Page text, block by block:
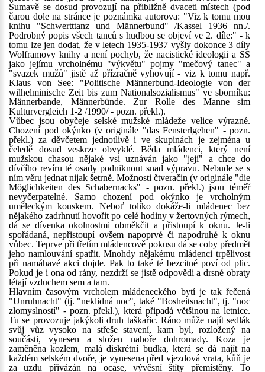
Šumavě se dosud provozují na přibližně dvaceti místech (pod
čarou dole na stránce je poznámka autorova: "Viz k tomu mou
knihu "Schwertttanz und Männerbund" /Kassel 1936 nn./.
Podrobný popis všech tanců s hudbou se objeví ve 2. díle:" - k
tomu lze jen dodat, že v letech 1935-1937 vyšly dokonce 3 díly
Wolframovy knihy a není pochyb, že nacistické ideologii a SS
jako jejímu vrcholnému "výkvětu" pojmy "mečový tanec" a
"svazek mužů" jistě až přízračně vyhovují - viz k tomu např.
Klaus von See: "Politische Männerbund-Ideologie von der
wilhelminische Zeit bis zum Nationalsozialismus" ve sborníku:
Männerbande, Männerbünde. Zur Rolle des Manne sim
Kulturvergleich 1-2 /1990/ - pozn. překl.).
Vůbec jsou obyčeje selské mužské mládeže velice výrazné.
Chození pod okýnko (v originále "das Fensterlgehen" - pozn.
překl.) za děvčetem jednotlivě i ve skupinách je zejména u
čeledě dosud veskrze obvyklé. Běda mládenci, který není
mužskou chasou nějaké vsi uznáván jako "její" a chce do
dívčího revíru té osady podniknout snad výpravu. Nebude se s
ním věru jednat nijak šetrně. Možnosti čtveračin (v originále "die
Möglichkeiten des Schabernacks" - pozn. překl.) jsou téměř
nevyčerpatelné. Samo chození pod okýnko je vrcholným
uměleckým kouskem. Neboť toliko dokáže-li mládenec bez
nějakého zadrhnutí hovořit po celé hodiny v žertovných rýmech,
dá se dívenka okolnostmi obměkčit a přistoupí k oknu. Je-li
spořádaná, nepřistoupí ovšem napoprvé či napodruhé k oknu
vůbec. Teprve při třetím mládencově pokusu dá se coby předmět
jeho namlouvání spatřit. Mnohdy nějakému mládenci trpělivost
při namáhavé akci dojde. Pak to také té bezcitné poví od plic.
Pokud je i ona od rány, nezdrží se jistě odpovědi a drsné obraty
létají vzduchem sem a tam.
Hlavním časovým vrcholem mládeneckého bytí je tak řečená
"Unruhnacht" (tj. "neklidná noc", také "Bosheitsnacht", tj. "noc
zlomyslností" - pozn. překl.), která připadá většinou na letnice.
Tu se provozuje jakýkoli druh taškařic. Ráno může najít sedlák
svůj vůz vysoko na střeše stavení, kam byl, rozložený na
součásti, vynesen a složen nahoře dohromady. Koza je
zaměněna kozlem, malá diskrétní budka, která se dá najít na
každém selském dvoře, je vynesena před vjezdová vrata, kůň je
za uzdu přivázán na ocase, vývěsní štíty přemístěny. To